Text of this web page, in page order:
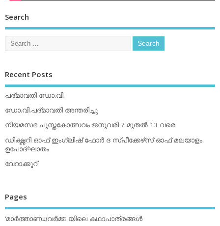
Search
Recent Posts
പദ്മാവതി ഡോ.വി.
ഡോ.വി.പദ്മാവതി അന്തരിച്ചു
നിയമസഭ പുസ്തകോത്സവം ജനുവരി 7 മുതല്‍ 13 വരെ
ഡിക്ഷ്ണറി ഓഫ് ഇംഗ്ലിഷ് ഫോര്‍ ദ സ്പീക്കേഴ്‌സ് ഓഫ് മലയാളം
ഉപോദ്ഘാതം
വേറാക്കൂറ്
Pages
‘മാര്‍ത്താണ്ഡവര്‍മ്മ’ യിലെ കഥാപാത്രങ്ങള്‍